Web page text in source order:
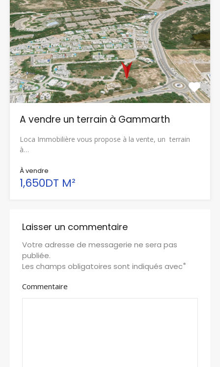
A vendre un terrain à Gammarth
Loca Immobilière vous propose à la vente, un terrain
à…
À vendre
1,650DT M²
Laisser un commentaire
Votre adresse de messagerie ne sera pas
publiée.
Les champs obligatoires sont indiqués avec*
Commentaire